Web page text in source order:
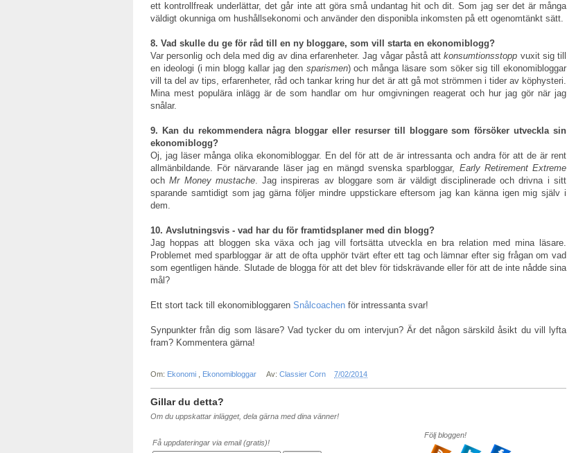
ett kontrollfreak underlättar, det går inte att göra små undantag hit och dit. Som jag ser det är många
väldigt okunniga om hushållsekonomi och använder den disponibla inkomsten på ett ogenomtänkt sätt.
8. Vad skulle du ge för råd till en ny bloggare, som vill starta en ekonomiblogg?
Var personlig och dela med dig av dina erfarenheter. Jag vågar påstå attkonsumtionsstopp vuxit sig till
en ideologi (i min blogg kallar jag den sparismen) och många läsare som söker sig till ekonomibloggar
vill ta del av tips, erfarenheter, råd och tankar kring hur det är att gå mot strömmen i tider av köphysteri.
Mina mest populära inlägg är de som handlar om hur omgivningen reagerat och hur jag gör när jag
snålar.
9. Kan du rekommendera några bloggar eller resurser till bloggare som försöker utveckla sin
ekonomiblogg?
Oj, jag läser många olika ekonomibloggar. En del för att de är intressanta och andra för att de är rent
allmänbildande. För närvarande läser jag en mängd svenska sparbloggar, Early Retirement Extreme
ochMr Money mustache. Jag inspireras av bloggare som är väldigt disciplinerade och drivna i sitt
sparande samtidigt som jag gärna följer mindre uppstickare eftersom jag kan känna igen mig själv i
dem.
10. Avslutningsvis - vad har du för framtidsplaner med din blogg?
Jag hoppas att bloggen ska växa och jag vill fortsätta utveckla en bra relation med mina läsare.
Problemet med sparbloggar är att de ofta upphör tvärt efter ett tag och lämnar efter sig frågan om vad
som egentligen hände. Slutade de blogga för att det blev för tidskrävande eller för att de inte nådde sina
mål?
Ett stort tack till ekonomibloggaren Snålcoachen för intressanta svar!
Synpunkter från dig som läsare? Vad tycker du om intervjun? Är det någon särskild åsikt du vill lyfta
fram? Kommentera gärna!
Om: Ekonomi Ekonomibloggar Av:Classier Corn 7/02/2014
Gillar du detta?
Om du uppskattar inlägget, dela gärna med dina vänner!
Få uppdateringar via email (gratis)!
Följ bloggen!